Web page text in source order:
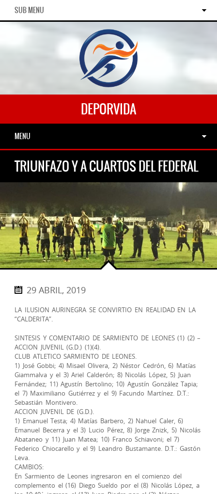
SUB MENU
DEPORVIDA
MENU
TRIUNFAZO Y A CUARTOS DEL FEDERAL
29 ABRIL, 2019
LA ILUSION AURINEGRA SE CONVIRTIO EN REALIDAD EN LA
“CALDERITA”.
SINTESIS Y COMENTARIO DE SARMIENTO DE LEONES (1) (2) –
ACCION JUVENIL (G.D.) (1)(4).
CLUB ATLETICO SARMIENTO DE LEONES.
1) José Gobbi; 4) Misael Olivera, 2) Néstor Cedrón, 6) Matías
Giammalva y el 3) Ariel Calderón; 8) Nicolás López, 5) Juan
Fernández; 11) Agustín Bertolino; 10) Agustín González Tapia;
el 7) Maximiliano Gutiérrez y el 9) Facundo Martínez. D.T.:
Sebastián Montivero.
ACCION JUVENIL DE (G.D.).
1) Emanuel Testa; 4) Matías Barbero, 2) Nahuel Caler, 6)
Emanuel Becerra y el 3) Lucio Pérez, 8) Jorge Znizk, 5) Nicolás
Abataneo y 11) Juan Matea; 10) Franco Schiavoni; el 7)
Federico Chiocarello y el 9) Leandro Bustamante. D.T.: Gastón
Leva.
CAMBIOS:
En Sarmiento de Leones ingresaron en el comienzo del
complemento el (16) Diego Sueldo por el (8) Nicolás López, a